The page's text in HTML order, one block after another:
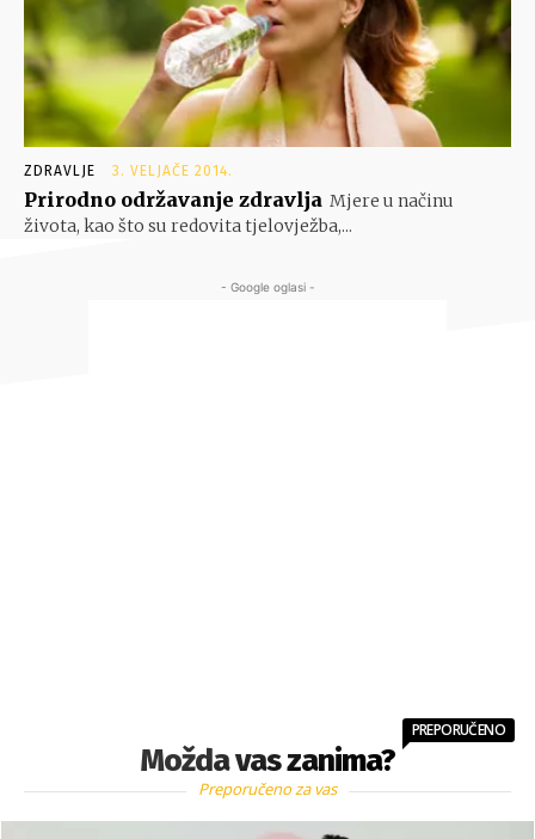
ZDRAVLJE 3. VELJAČE 2014.
Prirodno održavanje zdravlja Mjere u načinu
života, kao što su redovita tjelovježba,...
- Google oglasi -
Možda vas zanima?
PREPORUČENO
Preporučeno za vas